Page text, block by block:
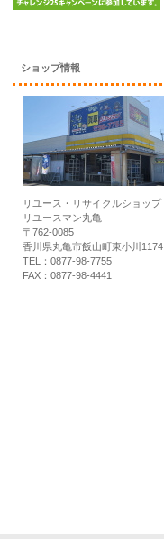
ショップ情報
リユース・リサイクルショップ
リユースマン丸亀
〒762-0085
香川県丸亀市飯山町東小川1174
TEL：0877-98-7755
FAX：0877-98-4441